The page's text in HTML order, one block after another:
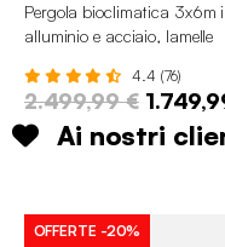
Pergola bioclimatica 3x6m
alluminio e acciaio, lamelle
4.4 (76)
2.499,99 €
Ai nostri
OFFERTE -20%